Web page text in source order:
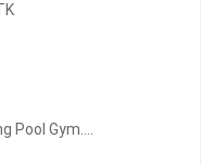
Pool Gym….